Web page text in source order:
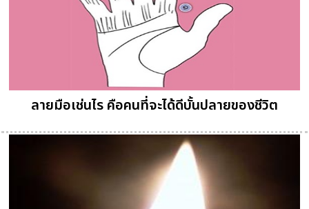
ลายมือเช่นไร คือคนที่จะได้ดีบั้นปลายของชีวิต